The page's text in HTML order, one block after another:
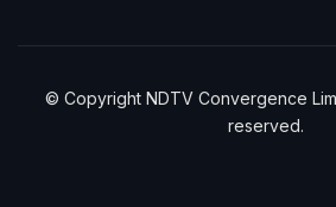
© Copyright NDTV Convergence
reserved.